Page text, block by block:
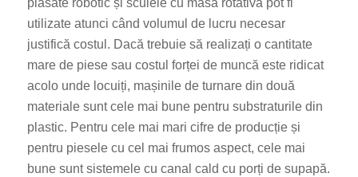
plasate robotic și sculele cu masă rotativă pot fi
utilizate atunci când volumul de lucru necesar
justifică costul. Dacă trebuie să realizați o cantitate
mare de piese sau costul forței de muncă este ridicat
acolo unde locuiți, mașinile de turnare din două
materiale sunt cele mai bune pentru substraturile din
plastic. Pentru cele mai mari cifre de producție și
pentru piesele cu cel mai frumos aspect, cele mai
bune sunt sistemele cu canal cald cu porți de supapă.